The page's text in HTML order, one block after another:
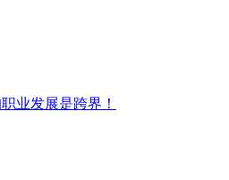
业发展是跨界！